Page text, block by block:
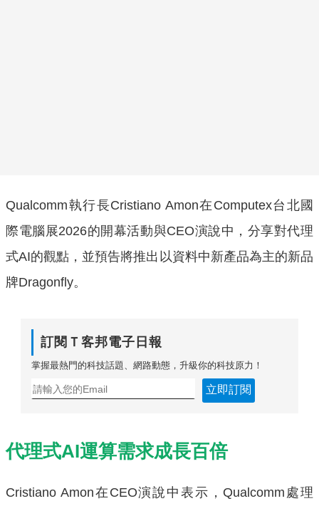
Qualcomm執行長Cristiano Amon在Computex台北國
際電腦展2026的開幕活動與CEO演說中，分享對代理
式AI的觀點，並預告將推出以資料中新產品為主的新品
牌Dragonfly。
訂閱Ｔ客邦電子日報
掌握最熱門的科技話題、網路動態，升級你的科技原力！
立即訂閱
代理式AI運算需求成長百倍
Cristiano Amon在CEO演說中表示，Qualcomm處理